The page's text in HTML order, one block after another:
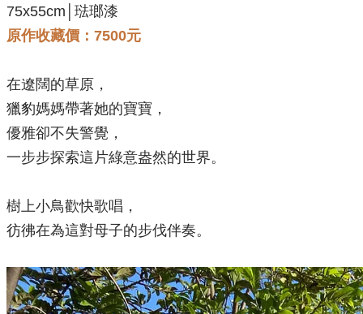
75x55cm│琺瑯漆
原作收藏價：7500元
在遼闊的草原，
獵豹媽媽帶著她的寶寶，
優雅卻不失警覺，
一步步探索這片綠意盎然的世界。
樹上小鳥歡快歌唱，
彷彿在為這對母子的步伐伴奏。